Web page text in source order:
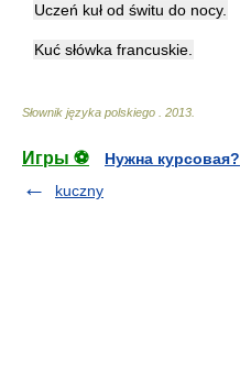
Uczeń kuł od świtu do nocy.
Kuć słówka francuskie.
Słownik języka polskiego 2013
Игры ⚽
Нужна курсовая?
kuczny